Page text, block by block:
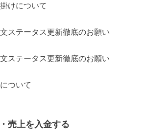
けについて
文ステータス更新徹底のお願い
文ステータス更新徹底のお願い
ついて
売上を入金する